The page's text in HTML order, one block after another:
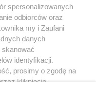
spersonalizowanych
odbiorców oraz
my i Zaufani
danych
identyfikacji.
prosimy o zgodę na
kliknięcie